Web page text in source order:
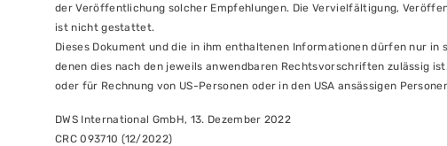
der Veröffentlichung solcher Empfehlungen. Die Vervielfältigung,
ist nicht gestattet.
Dieses Dokument und die in ihm enthaltenen Informationen dürfen nur
denen dies nach den jeweils anwendbaren Rechtsvorschriften zulässig
oder für Rechnung von US-Personen oder in den USA ansässigen
DWS International GmbH, 13. Dezember 2022
CRC 093710 (12/2022)